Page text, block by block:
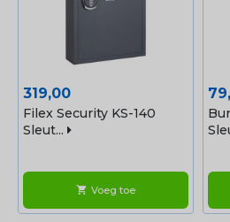
Prijs
319,00
Filex Security KS-140
Sleut...
shopping_cart Voeg toe